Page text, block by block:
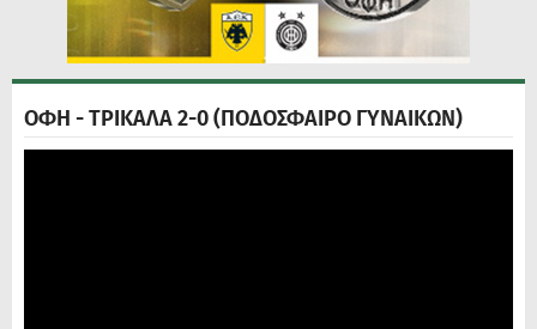
ΟΦΗ - ΤΡΙΚΑΛΑ 2-0 (ΠΟΔΟΣΦΑΙΡΟ ΓΥΝΑΙΚΩΝ)